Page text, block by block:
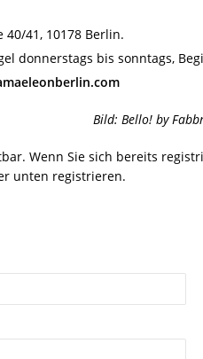
40/41, 10178 Berlin.
donnerstags bis sonntags,
Bild: Bello! by
Wenn Sie sich bereits
unten registrieren.